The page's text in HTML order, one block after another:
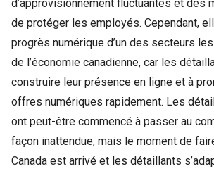
d’approvisionnement fluctuantes et des
de protéger les employés. Cependant,
progrès numérique d’un des secteurs
de l’économie canadienne, car les
construire leur présence en ligne et à
offres numériques rapidement. Les
ont peut-être commencé à passer au
façon inattendue, mais le moment de
Canada est arrivé et les détaillants